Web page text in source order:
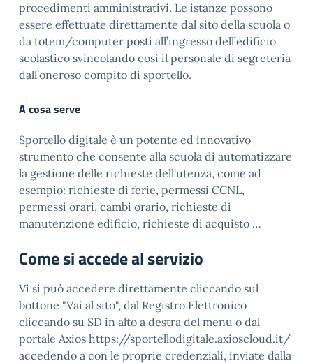
procedimenti amministrativi. Le istanze possono
essere effettuate direttamente dal sito della scuola o
da totem/computer posti all’ingresso dell’edificio
scolastico svincolando così il personale di segreteria
dall’oneroso compito di sportello.
A cosa serve
Sportello digitale è un potente ed innovativo
strumento che consente alla scuola di automatizzare
la gestione delle richieste dell'utenza, come ad
esempio: richieste di ferie, permessi CCNL,
permessi orari, cambi orario, richieste di
manutenzione edificio, richieste di acquisto …
Come si accede al servizio
Vi si può accedere direttamente cliccando sul
bottone "Vai al sito", dal Registro Elettronico
cliccando su SD in alto a destra del menu o dal
portale Axios https://sportellodigitale.axioscloud.it/
accedendo a con le proprie credenziali, inviate dalla